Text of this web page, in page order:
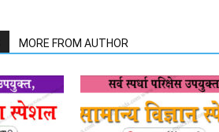
MORE FROM AUTHOR